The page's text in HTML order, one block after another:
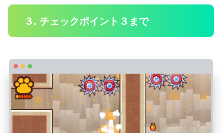
３. チェックポイント３まで